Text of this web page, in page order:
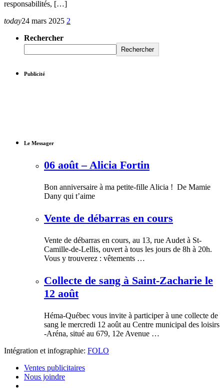
responsabilités, […]
today24 mars 2025 2
Rechercher
Rechercher
Publicité
Le Messager
06 août – Alicia Fortin
Bon anniversaire à ma petite-fille Alicia ! De Mamie
Dany qui t’aime
Vente de débarras en cours
Vente de débarras en cours, au 13, rue Audet à St-
Camille-de-Lellis, ouvert à tous les jours de 8h à 20h.
Vous y trouverez : vêtements …
Collecte de sang à Saint-Zacharie le
12 août
Héma-Québec vous invite à participer à une collecte de
sang le mercredi 12 août au Centre municipal des loisirs
-Aréna, situé au 679, 12e Avenue …
Intégration et infographie: FOLO
Ventes publicitaires
Nous joindre